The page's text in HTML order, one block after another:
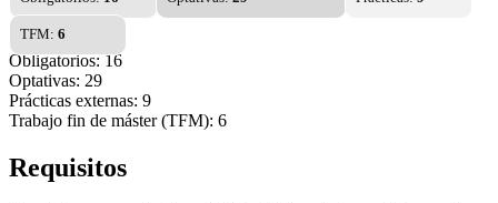
TFM: 6
Obligatorios: 16
Optativas: 29
Prácticas externas: 9
Trabajo fin de máster (TFM): 6
Requisitos